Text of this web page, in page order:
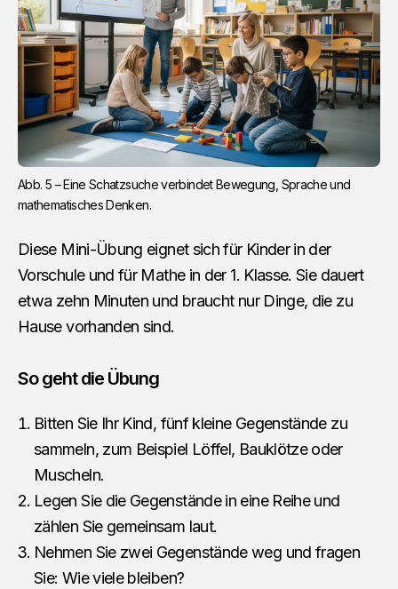
Abb. 5 – Eine Schatzsuche verbindet Bewegung, Sprache und
mathematisches Denken.
Diese Mini-Übung eignet sich für Kinder in der
Vorschule und für Mathe in der 1. Klasse. Sie dauert
etwa zehn Minuten und braucht nur Dinge, die zu
Hause vorhanden sind.
So geht die Übung
Bitten Sie Ihr Kind, fünf kleine Gegenstände zu
sammeln, zum Beispiel Löffel, Bauklötze oder
Muscheln.
Legen Sie die Gegenstände in eine Reihe und
zählen Sie gemeinsam laut.
Nehmen Sie zwei Gegenstände weg und fragen
Sie: Wie viele bleiben?